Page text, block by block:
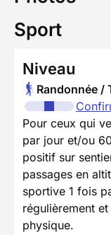
Sport
Niveau
Randonnée /
Pour ceux qui
par jour et/ou
positif sur
passages en
sportive 1 fois
régulièrement
physique.